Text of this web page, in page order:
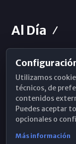
Al Día
Horarios de Misa
Hemeroteca
WhatsApp
Utilizamos
técnicos, de
contenidos
Puedes aceptar
opcionales o
Más información